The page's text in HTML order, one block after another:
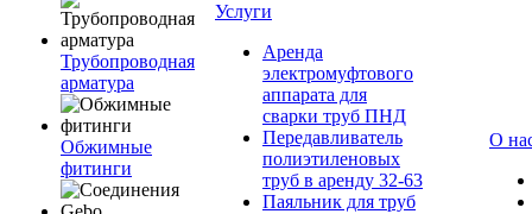
Трубопроводная
арматура
Обжимные
фитинги
Услуги
Аренда
электромуфтового
аппарата для
сварки труб ПНД
Передавливатель
полиэтиленовых
труб в аренду 32-63
Паяльник для труб
О